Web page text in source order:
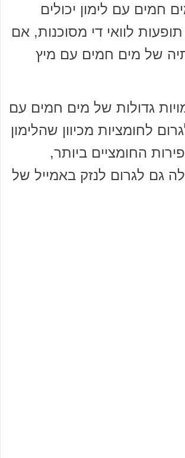
חמים עם לימון יכולים
לוואי די מסוכנות, אם
של מים חמים עם מיץ
גדולות של מים חמים עם
לחומציות מכיוון שהלימון
החומציים ביותר,
גם לגרום לנזק באמייל של